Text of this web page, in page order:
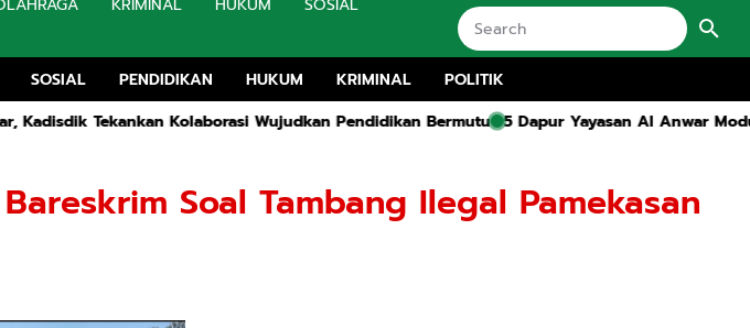
SOSIAL PENDIDIKAN HUKUM KRIMINAL
POLITIK
Wujudkan Pendidikan Bermutu
5 Dapur Yayasan Al Anwar Modung Bangkalan
Soal Tambang Ilegal Pamekasan